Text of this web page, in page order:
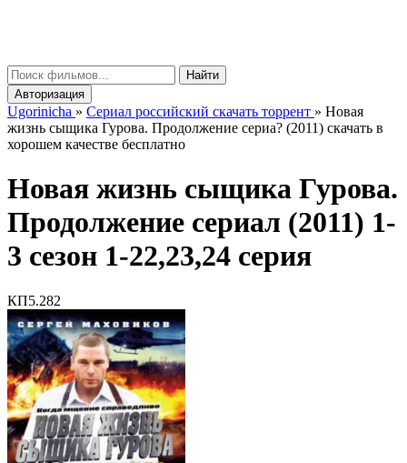
Найти
Авторизация
Ugorinicha » Сериал российский скачать торрент » Новая
жизнь сыщика Гурова. Продолжение сериа? (2011) скачать в
хорошем качестве бесплатно
Новая жизнь сыщика Гурова.
Продолжение сериал (2011) 1-
3 сезон 1-22,23,24 серия
КП5.282